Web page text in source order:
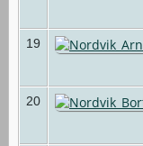
19
20